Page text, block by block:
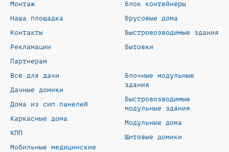
Монтаж
Наша площадка
Контакты
Рекламации
Партнерам
Блок контейнеры
Брусовые дома
Быстровозводимые здания
Бытовки
Всё для дачи
Дачные домики
Дома из сип панелей
Каркасные дома
КПП
Мобильные медицинские
Блочные модульные
здания
Быстровозводимые
модульные здания
Модульные дома
Щитовые домики